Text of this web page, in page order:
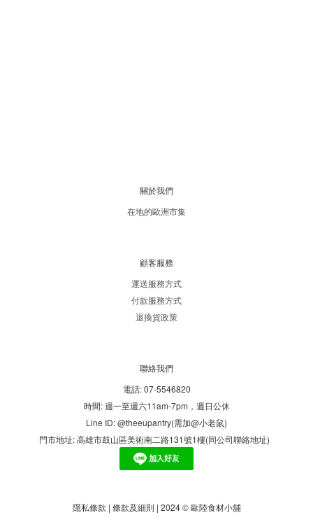
關於我們
在地的歐洲市集
顧客服務
運送服務方式
付款服務方式
退換貨政策
聯絡我們
電話: 07-5546820
時間: 週一至週六11am-7pm，週日公休
Line ID: @theeupantry(需加@小老鼠)
門市地址: 高雄市鼓山區美術南二路131號1樓(同公司聯絡地址)
隱私條款 | 條款及細則 | 2024 © 歐陸食材小舖